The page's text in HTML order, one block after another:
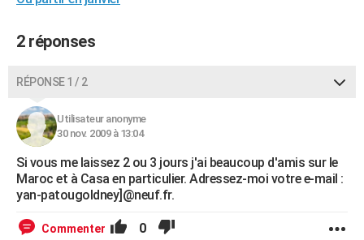
Dictionnaire
Biographies
Citations
Expressions
Proverbes
PROGRAMME TV
COPAINS D'AVANT
S'inscrire
Se connecter
Lycées
Collèges
Primaires
Universités
Entreprises
Service militaire
Avis de recherche
AVIS DE DÉCÈS
FORUM
2 réponses
RÉPONSE 1 / 2
Utilisateur anonyme
30 nov. 2009 à 13:04
Si vous me laissez 2 ou 3 jours j'ai beaucoup d'amis sur le
Maroc et à Casa en particulier. Adressez-moi votre e-mail :
yan-patougoldney]@neuf.fr.
Commenter 0